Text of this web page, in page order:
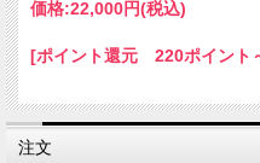
価格:22,000円(税込)
[ポイント還元 220ポイント
注文